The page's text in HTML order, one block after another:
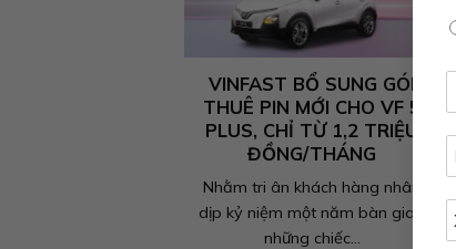
VINFAST BỔ SUNG GÓI
THUÊ PIN MỚI CHO VF 5
PLUS, CHỈ TỪ 1,2 TRIỆU
ĐỒNG/THÁNG
Nhằm tri ân khách hàng nhân
dịp kỷ niệm một năm bàn giao
những chiếc...